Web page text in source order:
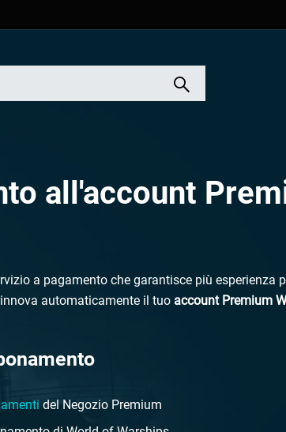
all'account
a pagamento che garantisce più
automaticamente il tuo account Premium
del Negozio Premium